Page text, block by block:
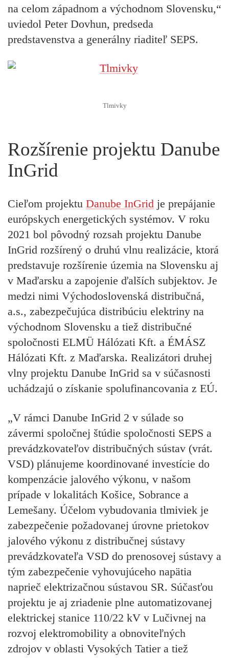
na celom západnom a východnom Slovensku,“
uviedol Peter Dovhun, predseda
predstavenstva a generálny riaditeľ SEPS.
Tlmivky
Rozšírenie projektu Danube
InGrid
Cieľom projektu Danube InGrid je prepájanie
európskych energetických systémov. V roku
2021 bol pôvodný rozsah projektu Danube
InGrid rozšírený o druhú vlnu realizácie, ktorá
predstavuje rozšírenie územia na Slovensku aj
v Maďarsku a zapojenie ďalších subjektov. Je
medzi nimi Východoslovenská distribučná,
a.s., zabezpečujúca distribúciu elektriny na
východnom Slovensku a tiež distribučné
spoločnosti ELMÜ Hálózati Kft. a ÉMÁSZ
Hálózati Kft. z Maďarska. Realizátori druhej
vlny projektu Danube InGrid sa v súčasnosti
uchádzajú o získanie spolufinancovania z EÚ.
„V rámci Danube InGrid 2 v súlade so
závermi spoločnej štúdie spoločnosti SEPS a
prevádzkovateľov distribučných sústav (vrát.
VSD) plánujeme koordinované investície do
kompenzácie jalového výkonu, v našom
prípade v lokalitách Košice, Sobrance a
Lemešany. Účelom vybudovania tlmiviek je
zabezpečenie požadovanej úrovne prietokov
jalového výkonu z distribučnej sústavy
prevádzkovateľa VSD do prenosovej sústavy a
tým zabezpečenie vyhovujúceho napätia
naprieč elektrizačnou sústavou SR. Súčasťou
projektu je aj zriadenie plne automatizovanej
elektrickej stanice 110/22 kV v Lučivnej na
rozvoj elektromobility a obnoviteľných
zdrojov v oblasti Vysokých Tatier a tiež